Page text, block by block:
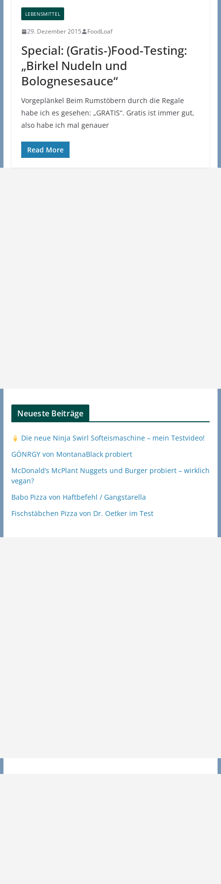
LEBENSMITTEL
29. Dezember 2015 FoodLoaf
Special: (Gratis-)Food-Testing:
„Birkel Nudeln und
Bolognesesauce“
Vorgeplänkel Beim Rumstöbern durch die Regale
habe ich es gesehen: „GRATIS“. Gratis ist immer gut,
also habe ich mal genauer
Read More
Neueste Beiträge
Die neue Ninja Swirl Softeismaschine – mein Testvideo!
GÖNRGY von MontanaBlack probiert
McDonald’s McPlant Nuggets und Burger probiert – wirklich
vegan?
Babo Pizza von Haftbefehl / Gangstarella
Fischstäbchen Pizza von Dr. Oetker im Test